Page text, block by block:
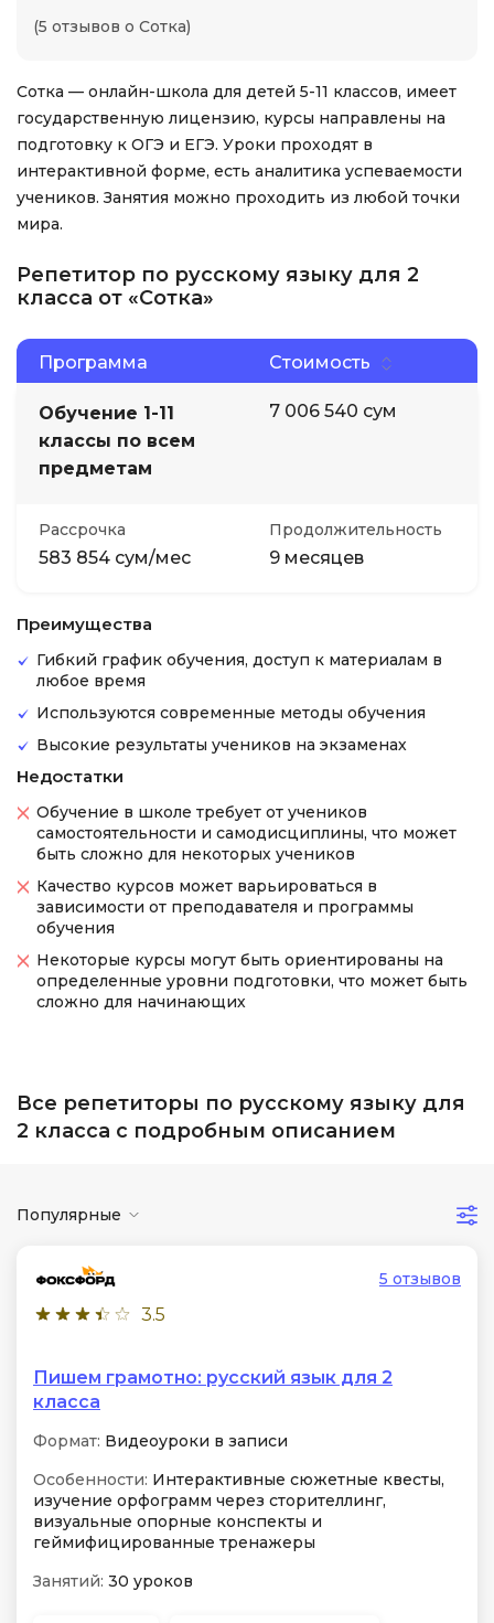
(5 отзывов о Сотка)
Сотка — онлайн-школа для детей 5-11 классов, имеет
государственную лицензию, курсы направлены на
подготовку к ОГЭ и ЕГЭ. Уроки проходят в
интерактивной форме, есть аналитика успеваемости
учеников. Занятия можно проходить из любой точки
мира.
Репетитор по русскому языку для 2
класса от «Сотка»
Программа Стоимость
Обучение 1-11
классы по всем
предметам
7 006 540 сум
Рассрочка
583 854 сум/мес
Продолжительность
9 месяцев
Преимущества
Гибкий график обучения, доступ к материалам в
любое время
Используются современные методы обучения
Высокие результаты учеников на экзаменах
Недостатки
Обучение в школе требует от учеников
самостоятельности и самодисциплины, что может
быть сложно для некоторых учеников
Качество курсов может варьироваться в
зависимости от преподавателя и программы
обучения
Некоторые курсы могут быть ориентированы на
определенные уровни подготовки, что может быть
сложно для начинающих
Все репетиторы по русскому языку для
2 класса с подробным описанием
Популярные
3.5
5 отзывов
Пишем грамотно: русский язык для 2
класса
Формат: Видеоуроки в записи
Особенности: Интерактивные сюжетные квесты,
изучение орфограмм через сторителлинг,
визуальные опорные конспекты и
геймифицированные тренажеры
Занятий: 30 уроков